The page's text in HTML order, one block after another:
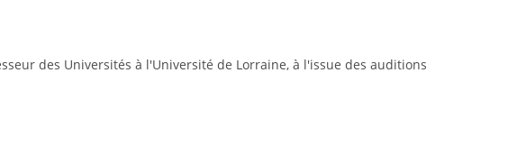
des Universités à l'Université de Lorraine, à l'issue des auditions